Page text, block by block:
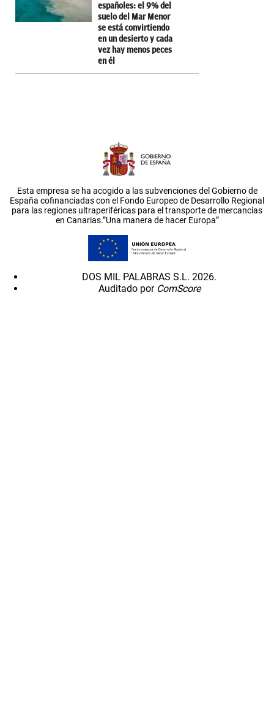
españoles: el 9% del
suelo del Mar Menor
se está convirtiendo
en un desierto y cada
vez hay menos peces
en él
Esta empresa se ha acogido a las subvenciones del Gobierno de
España cofinanciadas con el Fondo Europeo de Desarrollo Regional
para las regiones ultraperiféricas para el transporte de mercancías
en Canarias.”Una manera de hacer Europa”
DOS MIL PALABRAS S.L. 2026.
Auditado por ComScore